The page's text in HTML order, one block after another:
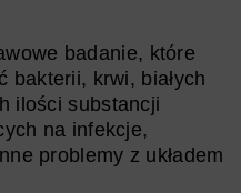
badanie, które
bakterii, krwi, białych
ilości substancji
na infekcje,
problemy z układem